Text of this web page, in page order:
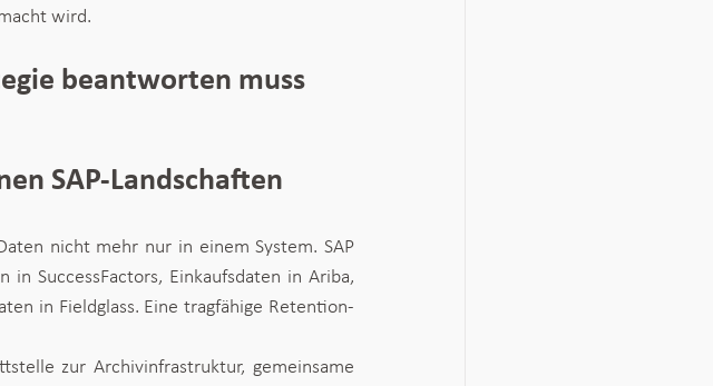
wird.
beantworten muss
SAP-Landschaften
nicht mehr nur in einem System. SAP
in SuccessFactors, Einkaufsdaten in Ariba,
in Fieldglass. Eine tragfähige Retention-
zur Archivinfrastruktur, gemeinsame